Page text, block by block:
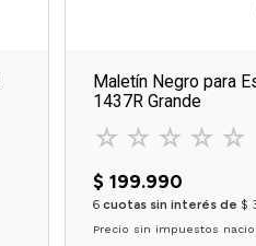
Maletín Negro para
1437R Grande
☆ ☆ ☆ ☆ ☆
$ 199.990
6 cuotas sin interés de $
Precio sin impuestos